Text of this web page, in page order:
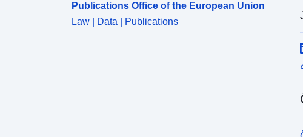
Publications Office of the European Union
Law | Data | Publications